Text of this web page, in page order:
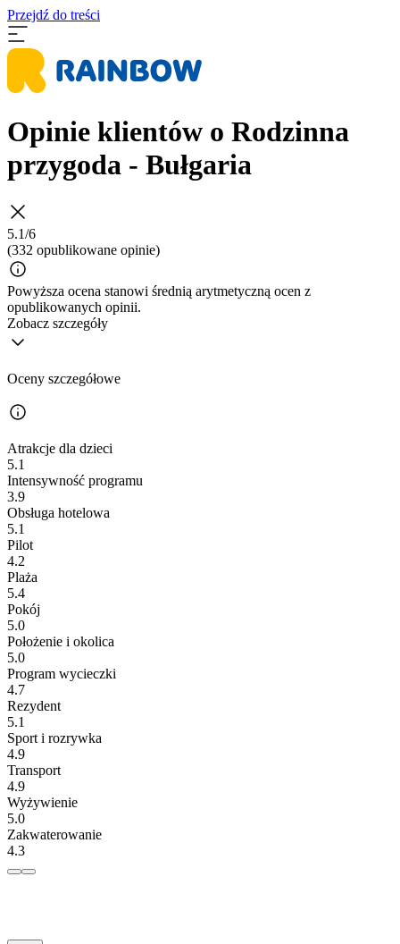
Przejdź do treści
Opinie klientów o Rodzinna
przygoda - Bułgaria
5.1/6
(332 opublikowane opinie)
Powyższa ocena stanowi średnią arytmetyczną ocen z
opublikowanych opinii.
Zobacz szczegóły
Oceny szczegółowe
Atrakcje dla dzieci
5.1
Intensywność programu
3.9
Obsługa hotelowa
5.1
Pilot
4.2
Plaża
5.4
Pokój
5.0
Położenie i okolica
5.0
Program wycieczki
4.7
Rezydent
5.1
Sport i rozrywka
4.9
Transport
4.9
Wyżywienie
5.0
Zakwaterowanie
4.3